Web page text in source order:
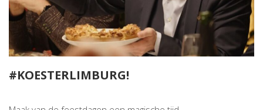
#KOESTERLIMBURG!